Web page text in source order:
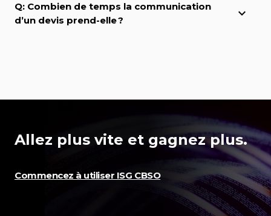
Q: Combien de temps la communication
d’un devis prend-elle ?
Allez plus vite et gagnez plus.
Commencez à utiliser ISG CBSO